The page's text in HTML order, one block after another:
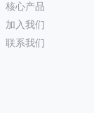
核心产品
加入我们
联系我们